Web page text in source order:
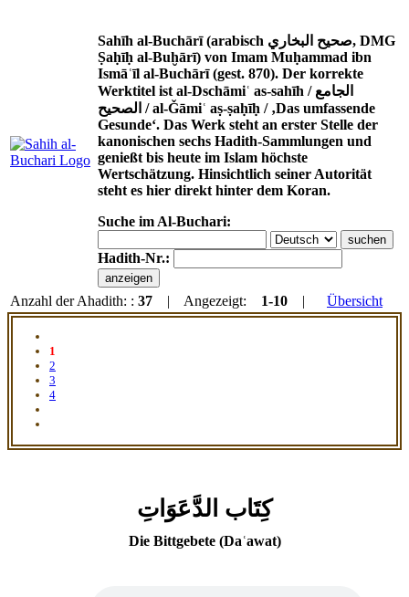
Sahīh al-Buchārī (arabisch صحيح البخاري, DMG
Ṣaḥīḥ al-Buḫārī) von Imam Muḥammad ibn
Ismāʿīl al-Buchārī (gest. 870). Der korrekte
Werktitel ist al-Dschāmiʿ as-sahīh / الجامع
الصحيح / al-Ǧāmiʿ aṣ-ṣaḥīḥ / ‚Das umfassende
Gesunde‘. Das Werk steht an erster Stelle der
kanonischen sechs Hadith-Sammlungen und
genießt bis heute im Islam höchste
Wertschätzung. Hinsichtlich seiner Autorität
steht es hier direkt hinter dem Koran.
Suche im Al-Buchari:
Hadith-Nr.:
Anzahl der Ahadith: : 37 | Angezeigt: 1-10 | Übersicht
1
2
3
4
كِتَاب الدَّعَوَاتِ
Die Bittgebete (Daʿawat)